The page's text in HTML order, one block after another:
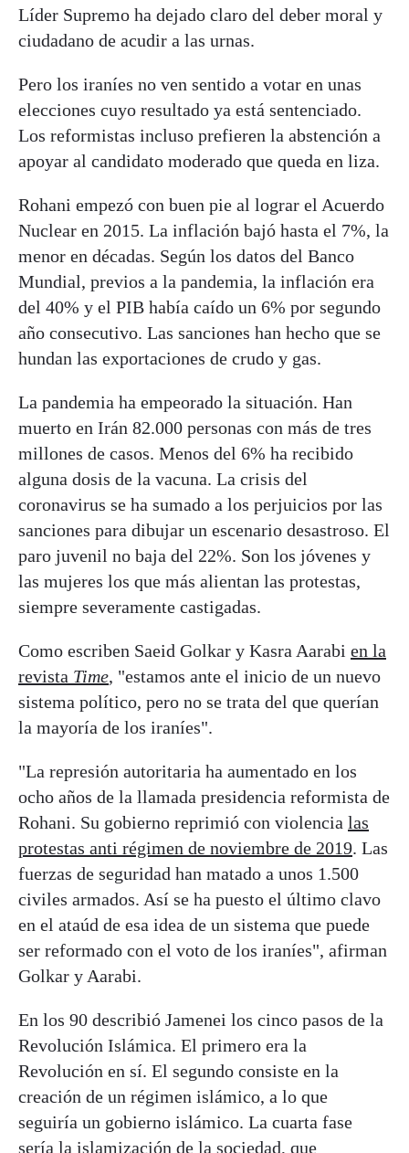
Líder Supremo ha dejado claro del deber moral y
ciudadano de acudir a las urnas.
Pero los iraníes no ven sentido a votar en unas
elecciones cuyo resultado ya está sentenciado.
Los reformistas incluso prefieren la abstención a
apoyar al candidato moderado que queda en liza.
Rohani empezó con buen pie al lograr el Acuerdo
Nuclear en 2015. La inflación bajó hasta el 7%, la
menor en décadas. Según los datos del Banco
Mundial, previos a la pandemia, la inflación era
del 40% y el PIB había caído un 6% por segundo
año consecutivo. Las sanciones han hecho que se
hundan las exportaciones de crudo y gas.
La pandemia ha empeorado la situación. Han
muerto en Irán 82.000 personas con más de tres
millones de casos. Menos del 6% ha recibido
alguna dosis de la vacuna. La crisis del
coronavirus se ha sumado a los perjuicios por las
sanciones para dibujar un escenario desastroso. El
paro juvenil no baja del 22%. Son los jóvenes y
las mujeres los que más alientan las protestas,
siempre severamente castigadas.
Como escriben Saeid Golkar y Kasra Aarabi en la
revista Time, "estamos ante el inicio de un nuevo
sistema político, pero no se trata del que querían
la mayoría de los iraníes".
"La represión autoritaria ha aumentado en los
ocho años de la llamada presidencia reformista de
Rohani. Su gobierno reprimió con violencia las
protestas anti régimen de noviembre de 2019. Las
fuerzas de seguridad han matado a unos 1.500
civiles armados. Así se ha puesto el último clavo
en el ataúd de esa idea de un sistema que puede
ser reformado con el voto de los iraníes", afirman
Golkar y Aarabi.
En los 90 describió Jamenei los cinco pasos de la
Revolución Islámica. El primero era la
Revolución en sí. El segundo consiste en la
creación de un régimen islámico, a lo que
seguiría un gobierno islámico. La cuarta fase
sería la islamización de la sociedad, que